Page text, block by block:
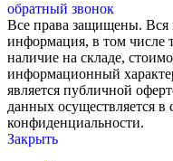
обратный звонок
Все права защищены. Вся
информация, в том числе
наличие на складе,
информационный
является публичной
данных осуществляется в
конфиденциальности.
Закрыть